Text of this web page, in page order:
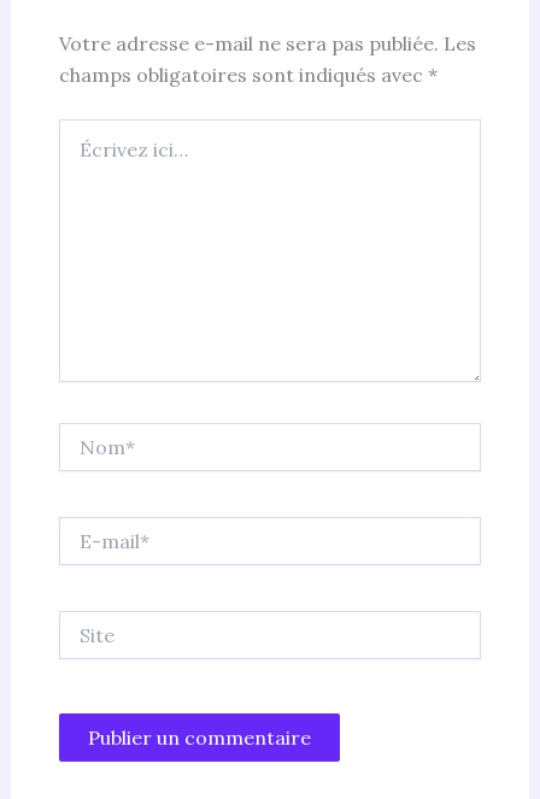
Votre adresse e-mail ne sera pas publiée. Les
champs obligatoires sont indiqués avec *
ici…
mail*